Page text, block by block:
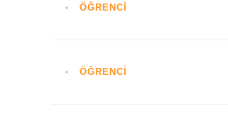
ÖĞRENCİ
ÖĞRENCİ